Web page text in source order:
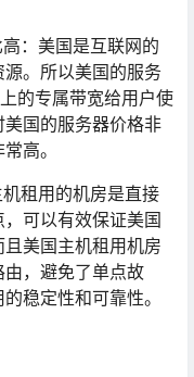
：美国是互联网的
源。所以美国的服务
的专属带宽给用户使
国的服务器价格非
高。
租用的机房是直接
可以有效保证美国
美国主机租用机房
，避免了单点故
稳定性和可靠性。